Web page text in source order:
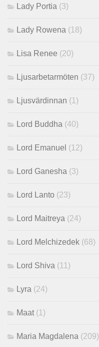
Lady Portia (3)
Lady Rowena (18)
Lisa Renee (20)
Ljusarbetarmöten (37)
Ljusvärdinnan (1)
Lord Buddha (40)
Lord Emanuel (12)
Lord Ganesha (3)
Lord Lanto (23)
Lord Maitreya (24)
Lord Melchizedek (68)
Lord Shiva (11)
Lyra (24)
Maat(1)
Maria Magdalena (209)